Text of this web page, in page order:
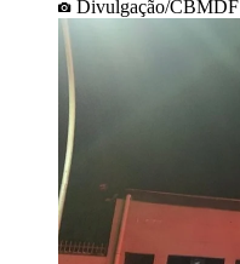
Divulgação/CBMDF